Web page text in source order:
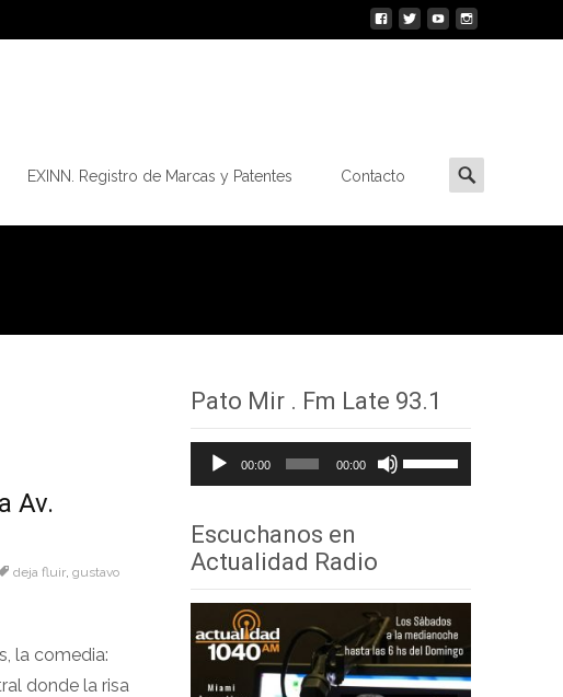
EXINN. Registro de Marcas y Patentes Contacto
Buscar
por:
Av.
deja fluir, gustavo
la comedia:
donde la risa
Pato Mir . Fm Late 93.1
Reproductor
de
00:00 00:00
Utiliza
las
arriba/abajo
para
aumentar
Escuchanos en
Actualidad Radio